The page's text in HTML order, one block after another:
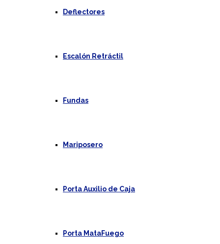
Deflectores
Escalón Retráctil
Fundas
Mariposero
Porta Auxilio de Caja
Porta MataFuego